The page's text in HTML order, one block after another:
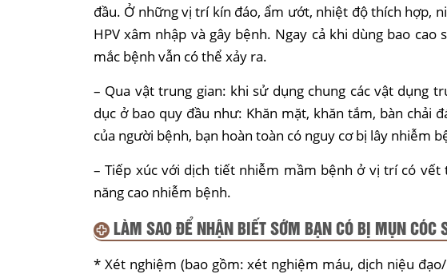
đầu. Ở những vị trí kín đáo, ẩm ướt, nhiệt độ thích hợp,
HPV xâm nhập và gây bệnh. Ngay cả khi dùng bao
mắc bệnh vẫn có thể xảy ra.
– Qua vật trung gian: khi sử dụng chung các vật dụng
dục ở bao quy đầu như: Khăn mặt, khăn tắm, bàn chải
của người bệnh, bạn hoàn toàn có nguy cơ bị lây nhiễm
– Tiếp xúc với dịch tiết nhiễm mầm bệnh ở vị trí có
năng cao nhiễm bệnh.
LÀM SAO ĐỂ NHẬN BIẾT SỚM BẠN CÓ BỊ MỤN CÓC
* Xét nghiệm (bao gồm: xét nghiệm máu, dịch niệu